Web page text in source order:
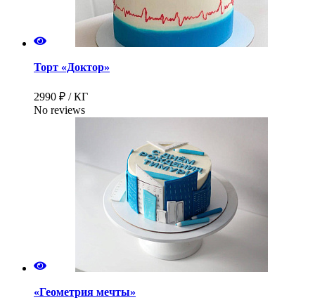
Торт «Доктор»
2990 ₽ / КГ
No reviews
«Геометрия мечты»